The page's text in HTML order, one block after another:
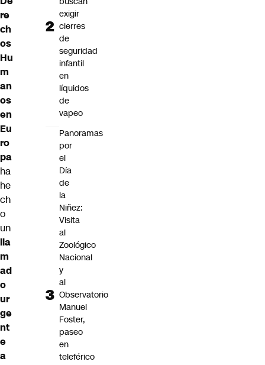
re
ch
os
Hu
m
an
os
en
Eu
ro
pa
ha
he
ch
o
un
lla
m
ad
o
ur
ge
nt
e
a
exigir
cierres
de
seguridad
infantil
en
líquidos
de
vapeo
Panoramas
por
el
Día
de
la
Niñez:
Visita
al
Zoológico
Nacional
y
al
Observatorio
Manuel
Foster,
paseo
en
teleférico